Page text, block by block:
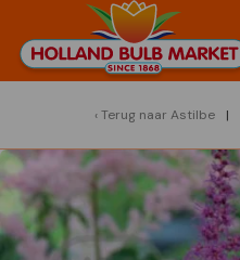
Terug naar Astilbe